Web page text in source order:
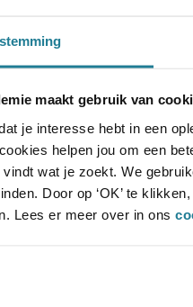
maakt gebruik van
je interesse hebt in een
helpen jou om een
wat je zoekt. We
Door op ‘OK’ te
Lees er meer over in ons
Wie ik verder
Gerritsen